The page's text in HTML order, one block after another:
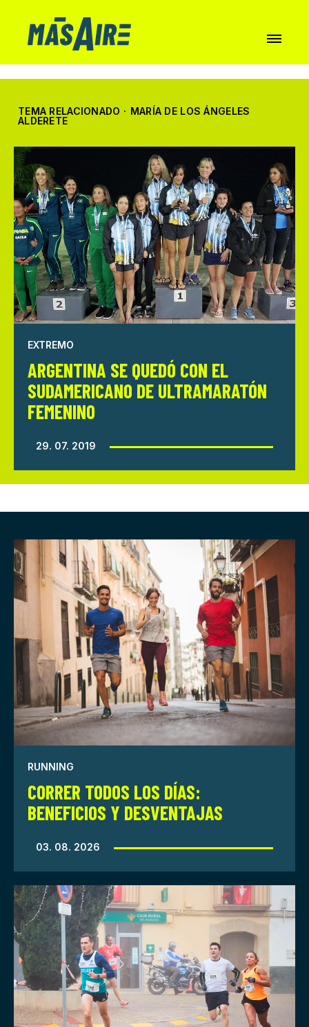
TEMA RELACIONADO · MARÍA DE LOS ÁNGELES
ALDERETE
EXTREMO
ARGENTINA SE QUEDÓ CON EL
SUDAMERICANO DE ULTRAMARATÓN
FEMENINO
29. 07. 2019
RUNNING
CORRER TODOS LOS DÍAS:
BENEFICIOS Y DESVENTAJAS
03. 08. 2026